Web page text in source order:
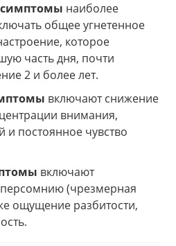
наиболее
общее угнетенное
которое
часть дня, почти
2 и более лет.
включают снижение
внимания,
постоянное чувство
включают
(чрезмерная
ощущение разбитости,